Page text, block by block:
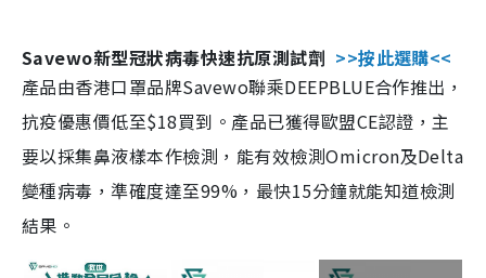
Savewo新型冠狀病毒快速抗原測試劑 >>按此選購<<
產品由香港口罩品牌Savewo聯乘DEEPBLUE合作推出，
抗疫優惠價低至$18買到。產品已獲得歐盟CE認證，主
要以採集鼻液樣本作檢測，能有效檢測Omicron及Delta
變種病毒，準確度達至99%，最快15分鐘就能知道檢測
結果。